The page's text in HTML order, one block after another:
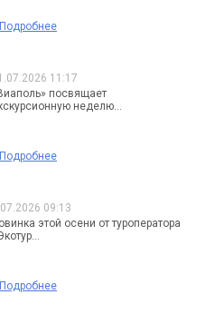
Подробнее
11:17
посвящает
неделю...
Подробнее
09:13
этой осени от туроператора
Подробнее